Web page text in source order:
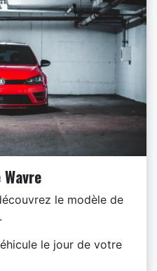
le modèle de
le jour de votre